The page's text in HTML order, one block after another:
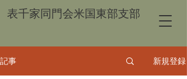
表千家同門会米国東部支部
記事 新規登録